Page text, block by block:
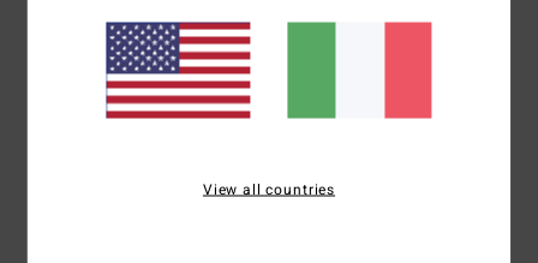
Logo ricamato centrale dietro
Composizione78% nylon riciclato, 22% elastan
Spedizioni e ResiView all countries